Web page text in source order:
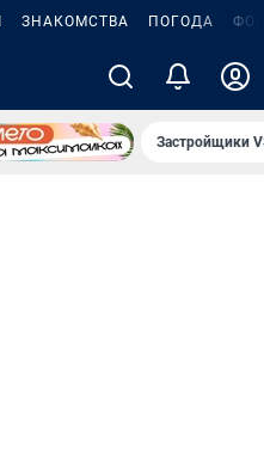
ЗНАКОМСТВА ПОГОДА
Застройщики